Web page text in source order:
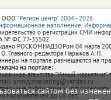
сайтом без
ООО "Регион центр" 2004 - 2026
наполнение:
о регистрации СМИ
№ ФС 77‑35502
РОСКОМНАДЗОРом 04 марта
О. Главного редактора Нарыков А. Н.
на портале размещаются на
на портале:
агентство "Умный
umnyy.marketing@yandex.ru
публикации могут
пользователей до 18 лет.